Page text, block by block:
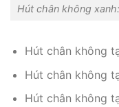
Hút chân không
Hút chân không
Hút chân không
Hút chân không